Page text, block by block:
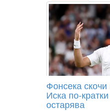
Фонсека
Иска по-
остарява